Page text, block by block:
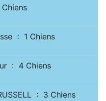
Chiens
: 1 Chiens
: 4 Chiens
: 3 Chiens